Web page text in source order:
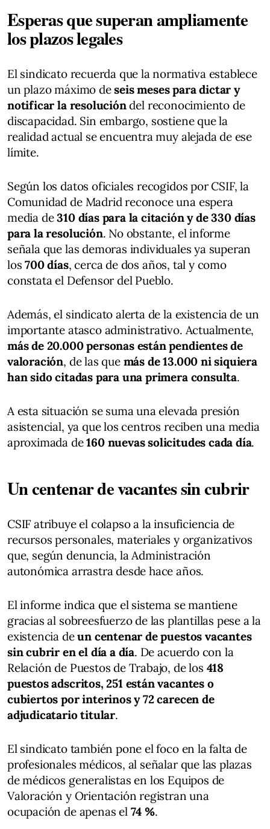
Esperas que superan ampliamente
los plazos legales
El sindicato recuerda que la normativa establece
un plazo máximo deseis meses para dictar y
notificar la resolucióndel reconocimiento de
discapacidad. Sin embargo, sostiene que la
realidad actual se encuentra muy alejada de ese
límite.
Según los datos oficiales recogidos por CSIF, la
Comunidad de Madrid reconoce una espera
media de310 días para la citación y de 330 días
para la resolución. No obstante, el informe
señala que las demoras individuales ya superan
los700 días, cerca de dos años, tal y como
constata el Defensor del Pueblo.
Además, el sindicato alerta de la existencia de un
importante atasco administrativo. Actualmente,
más de 20.000 personas están pendientes de
valoración, de las que más de 13.000 ni siquiera
han sido citadas para una primera consulta.
A esta situación se suma una elevada presión
asistencial, ya que los centros reciben una media
aproximada de160 nuevas solicitudes cada día.
Un centenar de vacantes sin cubrir
CSIF atribuye el colapso a la insuficiencia de
recursos personales, materiales y organizativos
que, según denuncia, la Administración
autonómica arrastra desde hace años.
El informe indica que el sistema se mantiene
gracias al sobreesfuerzo de las plantillas pese a la
existencia deun centenar de puestos vacantes
sin cubrir en el día a día. De acuerdo con la
Relación de Puestos de Trabajo, de los 418
puestos adscritos, 251 están vacantes o
cubiertos por interinos y 72 carecen de
adjudicatario titular.
El sindicato también pone el foco en la falta de
profesionales médicos, al señalar que las plazas
de médicos generalistas en los Equipos de
Valoración y Orientación registran una
ocupación de apenas el 74 %.